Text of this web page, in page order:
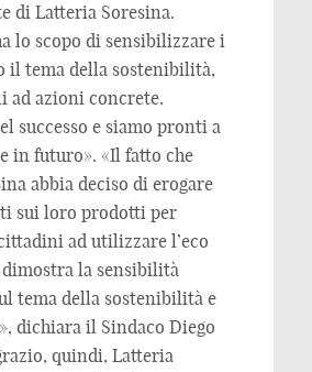
di Latteria Soresina.
lo scopo di sensibilizzare i
il tema della sostenibilità,
ad azioni concrete.
successo e siamo pronti a
in futuro». «Il fatto che
abbia deciso di erogare
sui loro prodotti per
ad utilizzare l’eco
la sensibilità
tema della sostenibilità e
dichiara il Sindaco Diego
quindi, Latteria